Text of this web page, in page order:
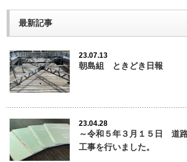
最新記事
23.07.13
朝島組 ときどき日報
23.04.28
～令和５年３月１５日 道
工事を行いました。